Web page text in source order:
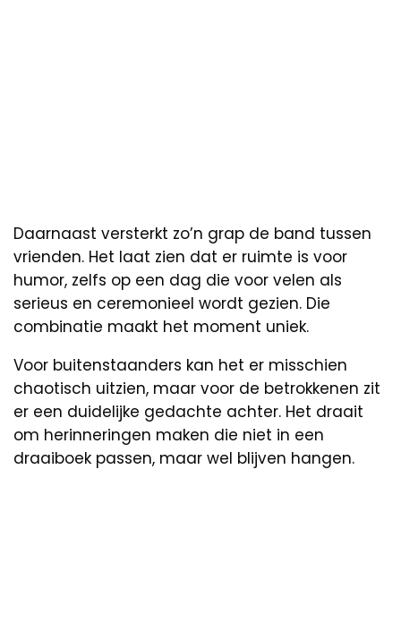
Daarnaast versterkt zo’n grap de band tussen
vrienden. Het laat zien dat er ruimte is voor
humor, zelfs op een dag die voor velen als
serieus en ceremonieel wordt gezien. Die
combinatie maakt het moment uniek.
Voor buitenstaanders kan het er misschien
chaotisch uitzien, maar voor de betrokkenen zit
er een duidelijke gedachte achter. Het draait
om herinneringen maken die niet in een
draaiboek passen, maar wel blijven hangen.